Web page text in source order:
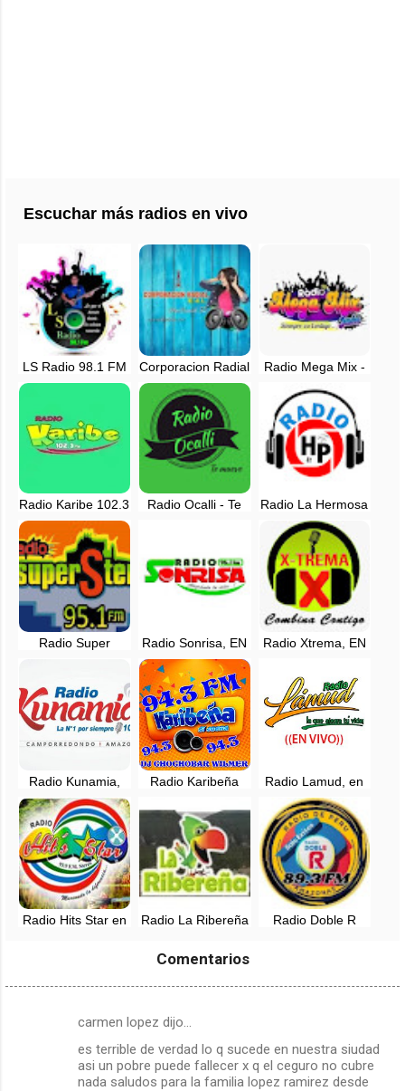
Escuchar más radios en vivo
LS Radio 98.1 FM
en vivo -
Corporacion Radial
E&L en vivo - Ocalli
Luya Amazonas
Radio Mega Mix -
Amazonas
Radio Karibe 102.3
FM en vivo -
Amazonas, Perú
Radio Ocalli - Te
Radio La Hermosa
Perú - EN VIVO -
Bagua
Radio Super
Radio Sonrisa, EN
VIVO -
Chachapoyas,
Amazonas
Radio Xtrema, EN
Amazonas
Radio Kunamia,
EN VIVO - 101.7
FM - Amazonas,
Perú
Radio Karibeña
- 94.3 FM
Radio Lamud, en
vivo - Lamud,
Luya, Amazonas
Radio Hits Star en
Radio La Ribereña
Radio Doble R
Comentarios
carmen lopez dijo…
es terrible de verdad lo q sucede en nuestra siudad
asi un pobre puede fallecer x q el ceguro no cubre
nada saludos para la familia lopez ramirez desde